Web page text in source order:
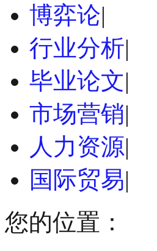
博弈论|
行业分析|
毕业论文|
市场营销|
人力资源|
国际贸易|
您的位置：